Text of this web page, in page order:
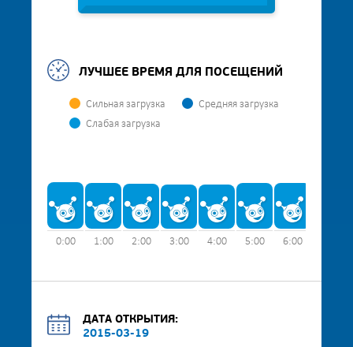
ЛУЧШЕЕ ВРЕМЯ ДЛЯ ПОСЕЩЕНИЙ
Сильная загрузка
Средняя загрузка
Слабая загрузка
0:00 1:00 2:00 3:00 4:00 5:00 6:00
ДАТА ОТКРЫТИЯ:
2015-03-19